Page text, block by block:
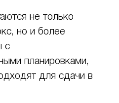
не только
но и более
с
планировками,
для сдачи в